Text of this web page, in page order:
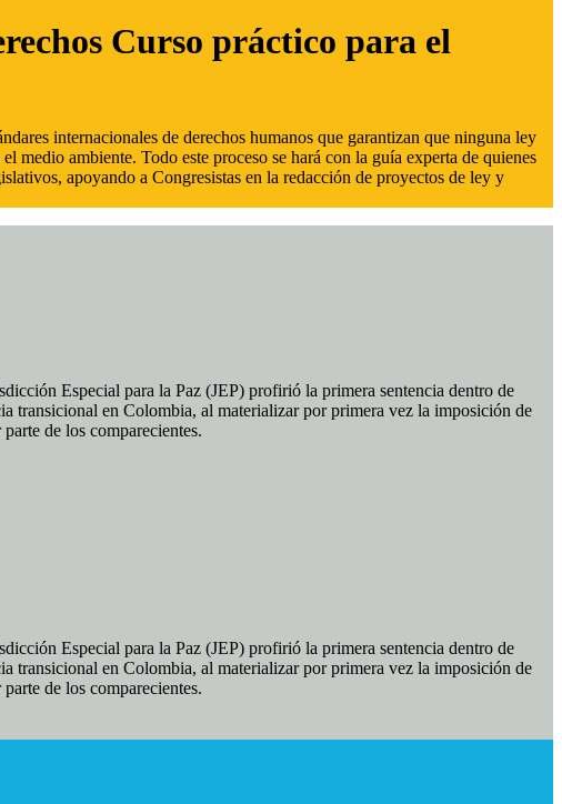
Curso práctico para el
internacionales de derechos humanos que garantizan que ninguna ley
medio ambiente. Todo este proceso se hará con la guía experta de quienes
apoyando a Congresistas en la redacción de proyectos de ley y
Especial para la Paz (JEP) profirió la primera sentencia dentro de
transicional en Colombia, al materializar por primera vez la imposición de
de los comparecientes.
Especial para la Paz (JEP) profirió la primera sentencia dentro de
transicional en Colombia, al materializar por primera vez la imposición de
de los comparecientes.